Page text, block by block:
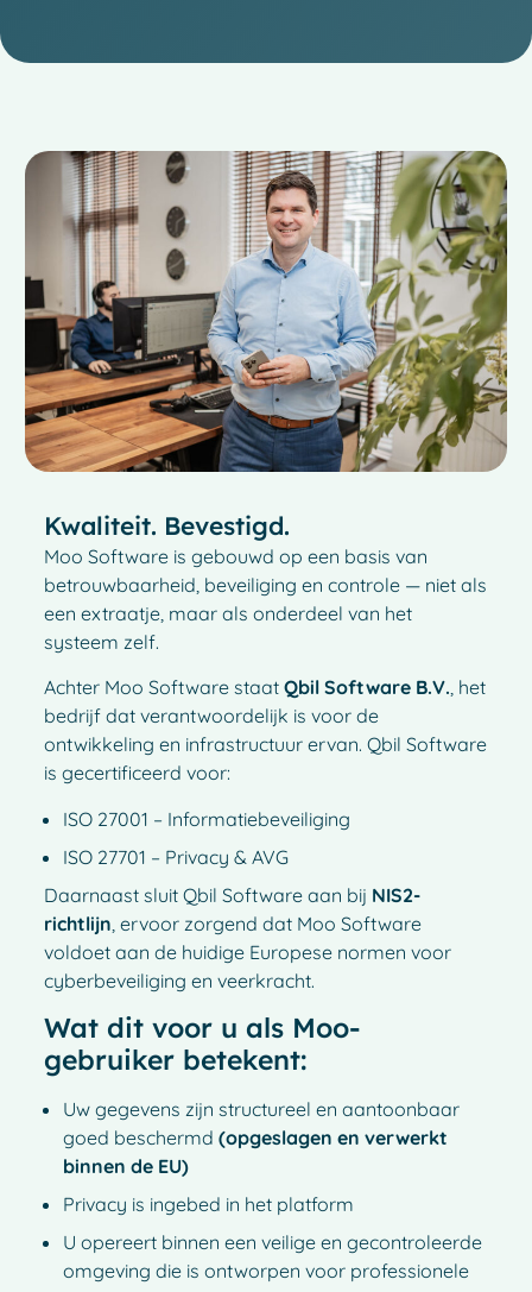
Kwaliteit. Bevestigd.
Moo Software is gebouwd op een basis van
betrouwbaarheid, beveiliging en controle — niet als
een extraatje, maar als onderdeel van het
systeem zelf.
Achter Moo Software staatQbil Software B.V., het
bedrijf dat verantwoordelijk is voor de
ontwikkeling en infrastructuur ervan. Qbil Software
is gecertificeerd voor:
ISO 27001 – Informatiebeveiliging
ISO 27701 – Privacy & AVG
Daarnaast sluit Qbil Software aan bij NIS2-
richtlijn , ervoor zorgend dat Moo Software
voldoet aan de huidige Europese normen voor
cyberbeveiliging en veerkracht.
Wat dit voor u als Moo-
gebruiker betekent:
Uw gegevens zijn structureel en aantoonbaar
goed beschermd(opgeslagen en verwerkt
binnen de EU)
Privacy is ingebed in het platform
U opereert binnen een veilige en gecontroleerde
omgeving die is ontworpen voor professionele